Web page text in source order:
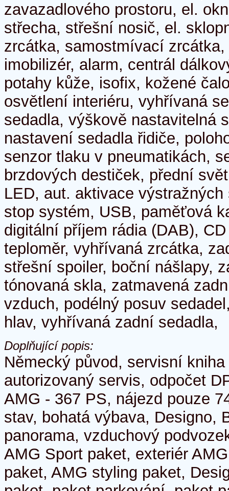
zavazadlového prostoru, el.
střecha, střešní nosič, el.
zrcátka, samostmívací
imobilizér, alarm, centrál
potahy kůže, isofix, kožené
osvětlení interiéru, vyhřívaná
sedadla, výškově nastavitelná
nastavení sedadla řidiče,
senzor tlaku v pneumatikách,
brzdových destiček, přední
LED, aut. aktivace
stop systém, USB, paměťová
digitální příjem rádia (DAB),
teploměr, vyhřívaná zrcátka,
střešní spoiler, boční nášlapy,
tónovaná skla, zatmavená
vzduch, podélný posuv
hlav, vyhřívaná zadní sedadla,
Doplňující popis:
Německý původ, servisní
autorizovaný servis, odpočet
AMG - 367 PS, nájezd pouze
stav, bohatá výbava, Designo,
panorama, vzduchový
AMG Sport paket, exteriér
paket, AMG styling paket,